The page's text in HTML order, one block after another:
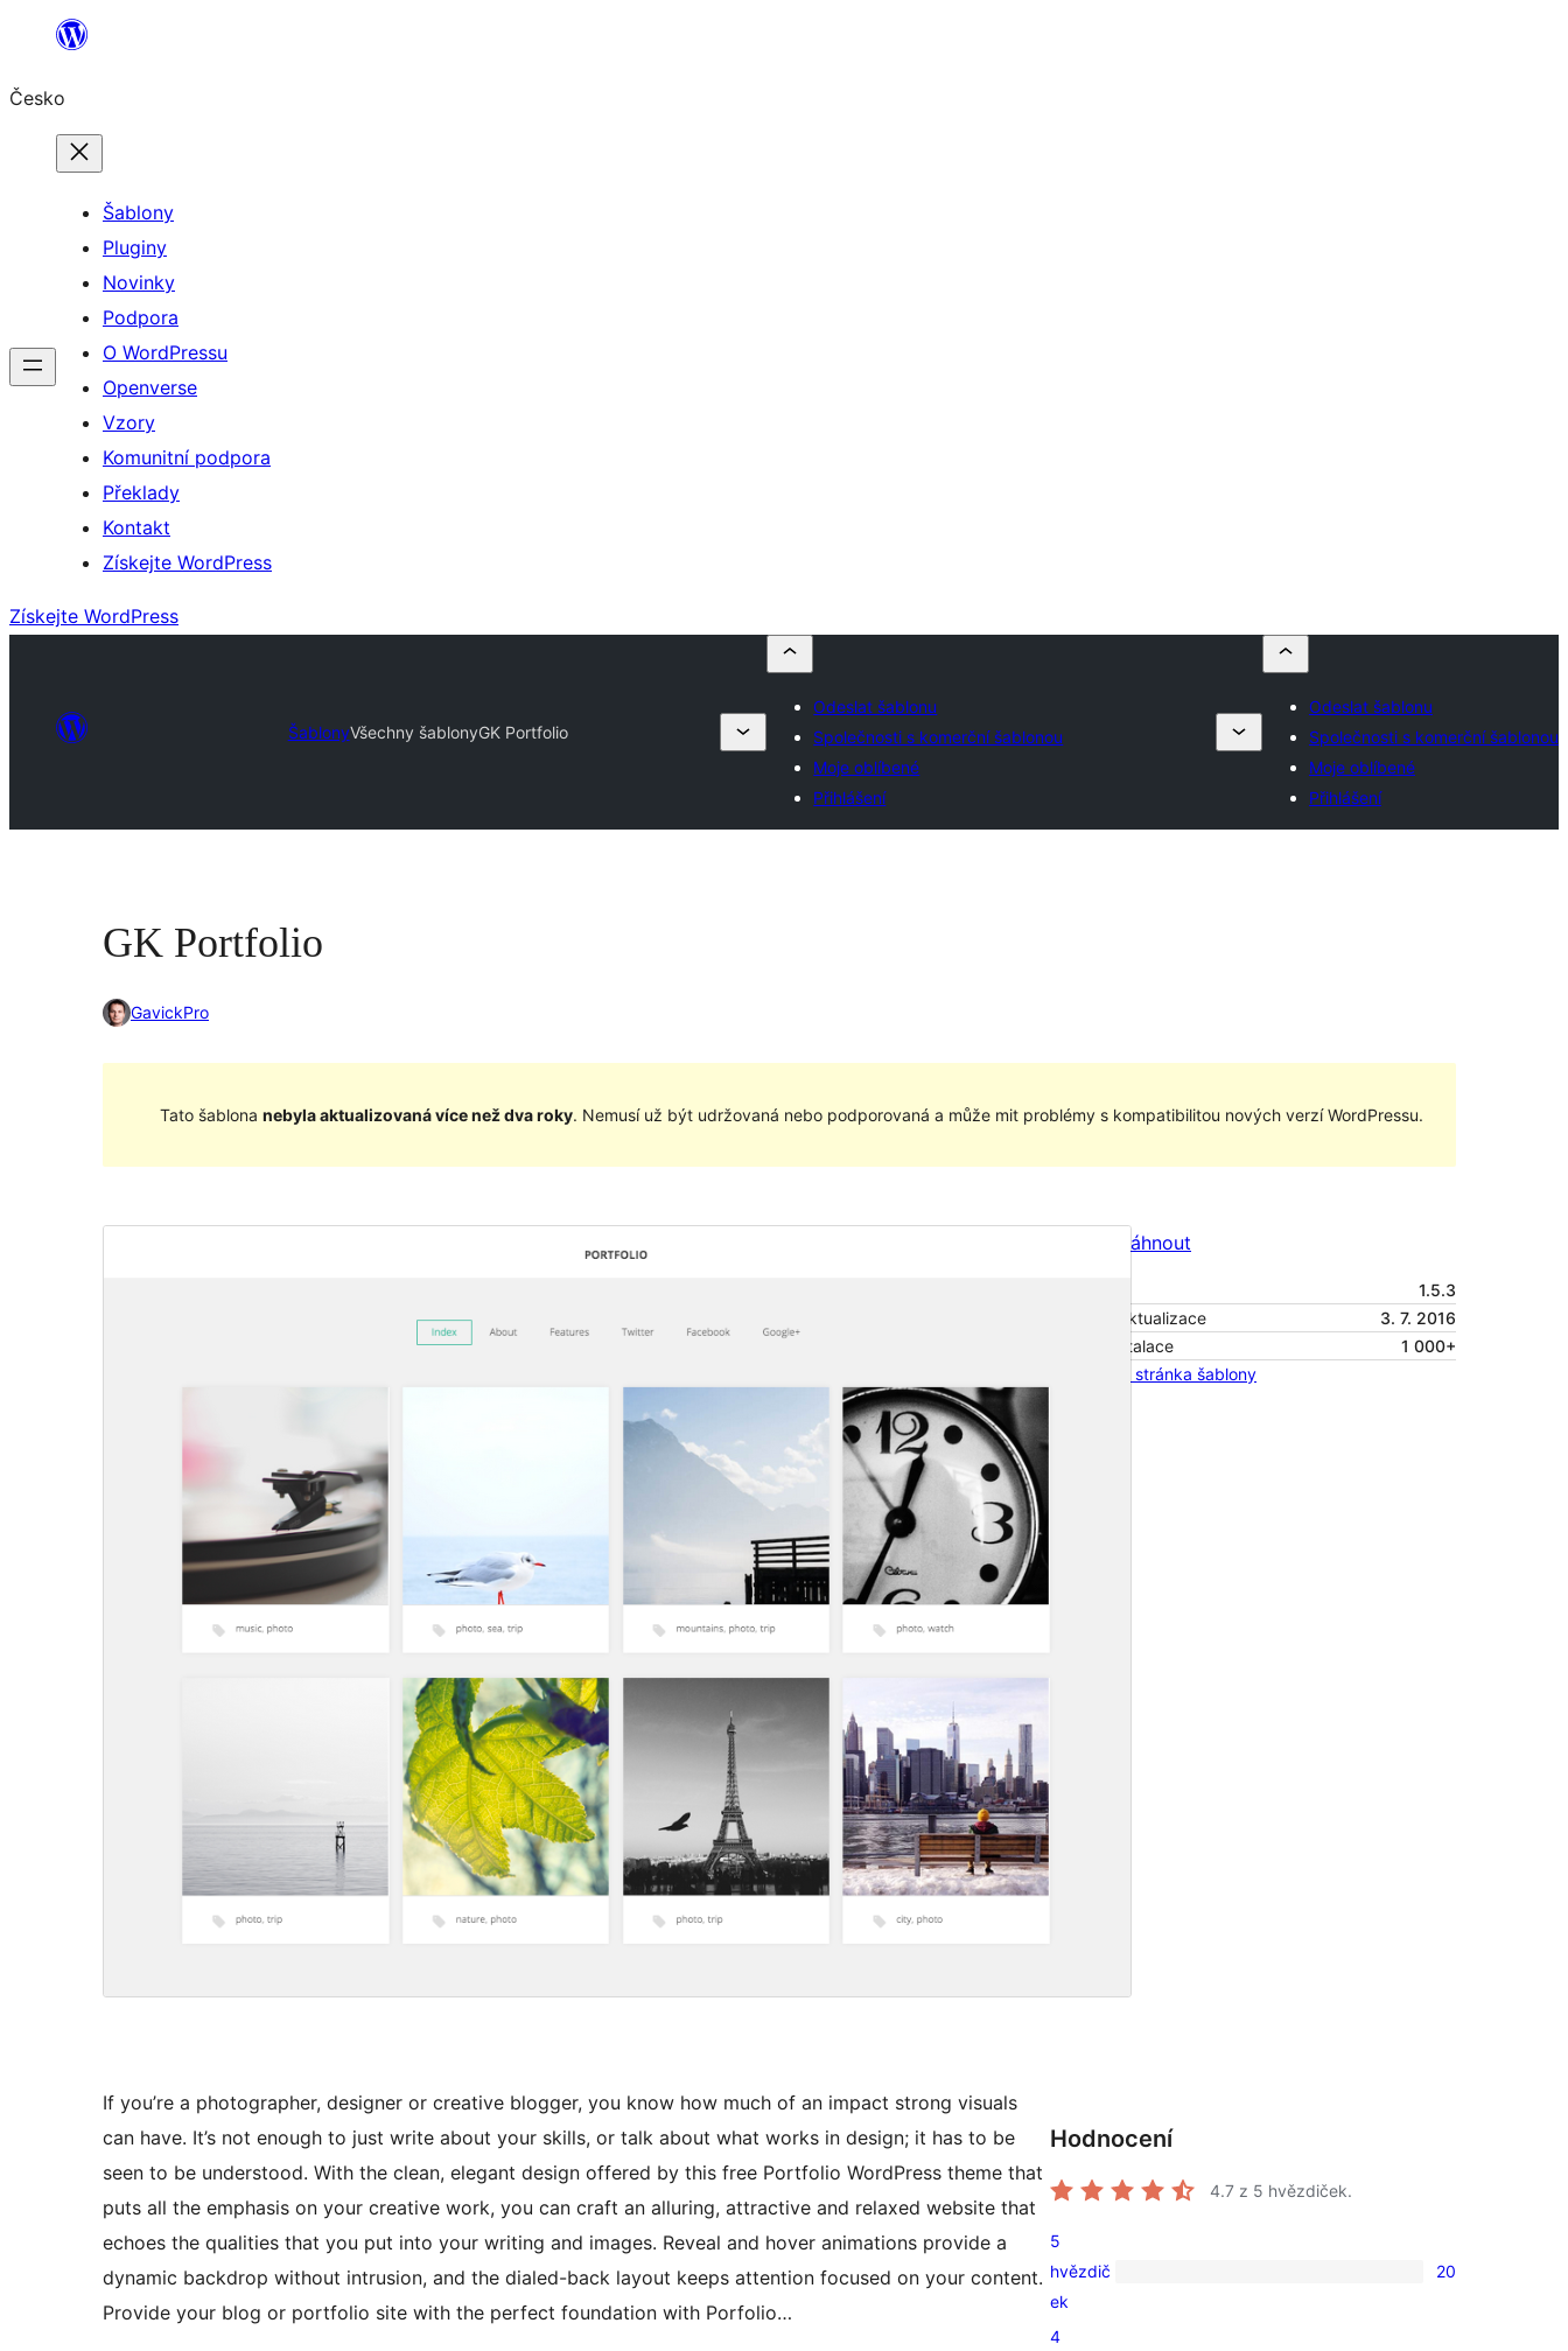
Přeskočit
obsah
Česko
Šablony
Pluginy
Novinky
Podpora
O WordPressu
Openverse
Vzory
Komunitní podpora
Překlady
Kontakt
Získejte WordPress
Získejte WordPress
ŠablonyVšechny šablonyGK Portfolio
Odeslat šablonu
Společnosti s komerční šablonou
Moje oblíbené
Přihlášení
Odeslat šablonu
Společnosti s komerční šablonou
Moje oblíbené
Přihlášení
GK Portfolio
GavickPro
Tato šablona nebyla aktualizovaná více než dva roky. Nemusí už být udržovaná nebo podporovaná a může mit problémy s kompatibilitou nových verzí WordPressu.
Stáhnout
1.5.3
Poslední aktualizace
3. 7. 2016
Aktivní instalace
1 000+
Domovská stránka šablony
If you’re a photographer, designer or creative blogger, you know how much of an impact strong visuals
can have. It’s not enough to just write about your skills, or talk about what works in design; it has to be
seen to be understood. With the clean, elegant design offered by this free Portfolio WordPress theme that
puts all the emphasis on your creative work, you can craft an alluring, attractive and relaxed website that
echoes the qualities that you put into your writing and images. Reveal and hover animations provide a
dynamic backdrop without intrusion, and the dialed-back layout keeps attention focused on your content.
Provide your blog or portfolio site with the perfect foundation with Porfolio…
Hodnocení
4.7 z 5 hvězdiček.
20
5hvězdičkové
hodnocení
5
hvězdič
ek
20
4